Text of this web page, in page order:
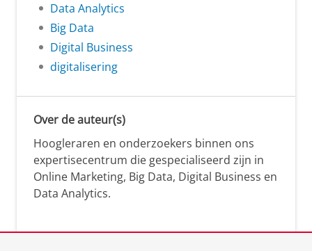
Data Analytics
Big Data
Digital Business
digitalisering
Over de auteur(s)
Hoogleraren en onderzoekers binnen ons
expertisecentrum die gespecialiseerd zijn in
Online Marketing, Big Data, Digital Business en
Data Analytics.